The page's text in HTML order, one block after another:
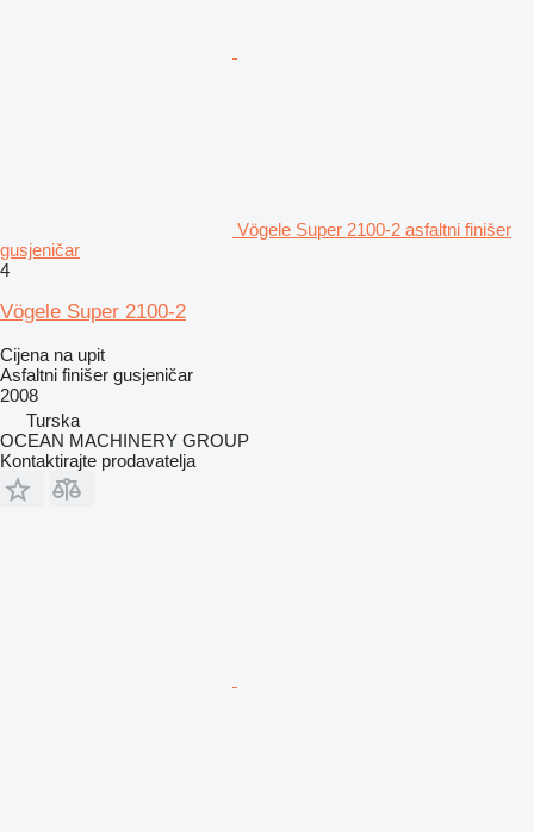
Vögele Super 2100-2 asfaltni finišer
gusjeničar
4
Vögele Super 2100-2
Cijena na upit
Asfaltni finišer gusjeničar
2008
Turska
OCEAN MACHINERY GROUP
Kontaktirajte prodavatelja